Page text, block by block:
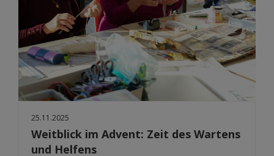
25.11.2025
Weitblick im Advent: Zeit des Wartens
und Helfens